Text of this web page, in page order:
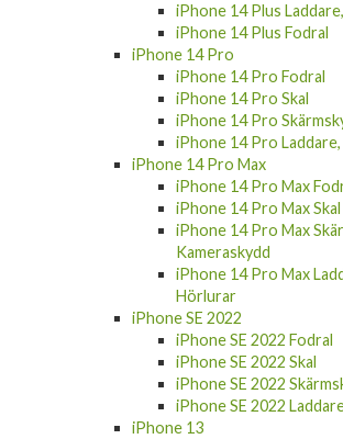
iPhone 14 Plus
iPhone 14 Plus Fodral
iPhone 14 Pro
iPhone 14 Pro Fodral
iPhone 14 Pro Skal
iPhone 14 Pro
iPhone 14 Pro
iPhone 14 Pro Max
iPhone 14 Pro Max
iPhone 14 Pro Max Skal
iPhone 14 Pro Max
Kameraskydd
iPhone 14 Pro Max
Hörlurar
iPhone SE 2022
iPhone SE 2022 Fodral
iPhone SE 2022 Skal
iPhone SE 2022
iPhone SE 2022
iPhone 13